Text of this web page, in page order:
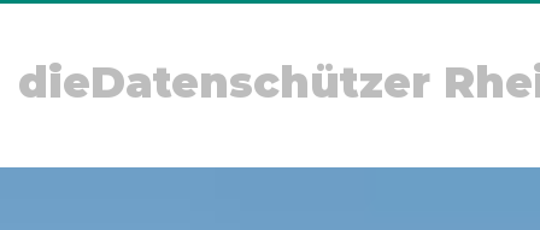
dieDatenschützer